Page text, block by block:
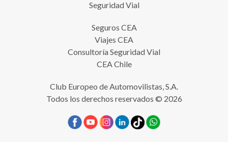
Seguridad Vial
Seguros CEA
Viajes CEA
Consultoría Seguridad Vial
CEA Chile
Club Europeo de Automovilistas, S.A.
Todos los derechos reservados © 2026